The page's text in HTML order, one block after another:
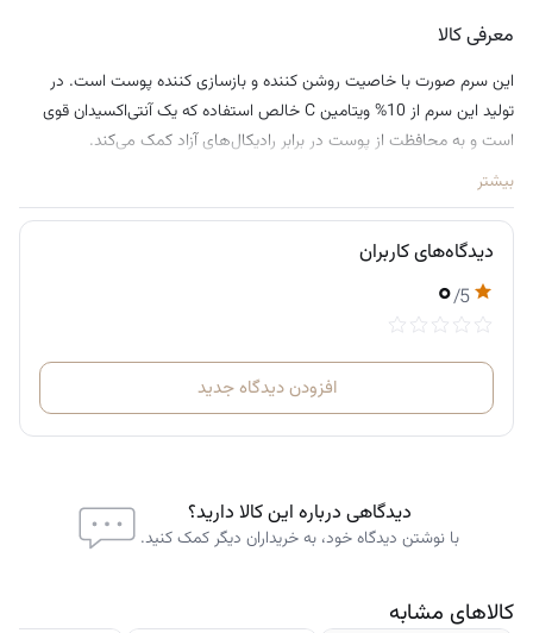
معرفی کالا
این سرم صورت با خاصیت روشن کننده و بازسازی کننده پوست است. در
تولید این سرم از 10% ویتامین C خالص استفاده که یک آنتی‌اکسیدان قوی
است و به محافظت از پوست در برابر رادیکال‌های آزاد کمک می‌کند.
بیشتر
دیدگاه‌های کاربران
۰/5
افزودن دیدگاه جدید
دیدگاهی درباره این کالا دارید؟
با نوشتن دیدگاه خود، به خریداران دیگر کمک کنید.
کالاهای مشابه